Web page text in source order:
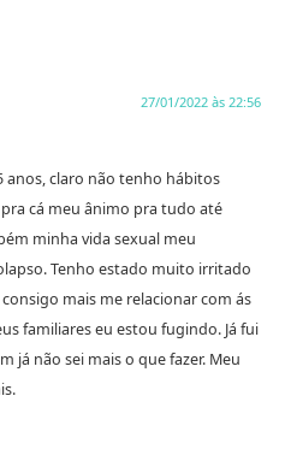
27/01/2022 às 22:56
anos, claro não tenho hábitos
cá meu ânimo pra tudo até
minha vida sexual meu
Tenho estado muito irritado
mais me relacionar com ás
familiares eu estou fugindo. Já fui
já não sei mais o que fazer. Meu